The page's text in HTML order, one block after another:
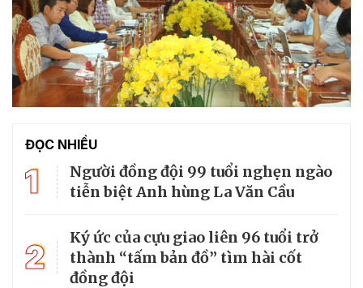
ĐỌC NHIỀU
1
Người đồng đội 99 tuổi nghẹn ngào
tiễn biệt Anh hùng La Văn Cầu
2
Ký ức của cựu giao liên 96 tuổi trở
thành “tấm bản đồ” tìm hài cốt
đồng đội